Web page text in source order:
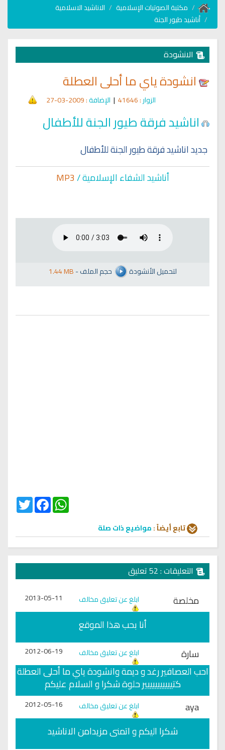
مكتبة الصوتيات الإسلامية
الاناشيد الاسلامية
أناشيد طيور الجنة
الانشودة
انشودة ياي ما أحلى العطلة
الزوار: 41646
| الإضافة: 2009-03-27
اناشيد فرقة طيور الجنة للأطفال
جديد اناشيد فرقة طيور الجنة للأطفال
أناشيد الشفاء الإسلامية /MP3
1.44 MB- لتحميل الأنشودة حجم الملف
Twitter
FacebookWhatsApp
تابع أيضاً :مواضيع ذات صلة
التعليقات : 52 تعليق
مخلصة ابلغ عن تعليق مخالف 2013-05-11
أنا بحب هذا الموقع
سارة
ابلغ عن تعليق مخالف 2012-06-19
احب العصافير رغد و ديمة وانشودة ياي ما أحلى العطلة
كتييييييييييير حلوة شكرا و السلام عليكم
aya
ابلغ عن تعليق مخالف 2012-05-16
شكرا اليكم و اتمنى مزيدامن الاناشيد